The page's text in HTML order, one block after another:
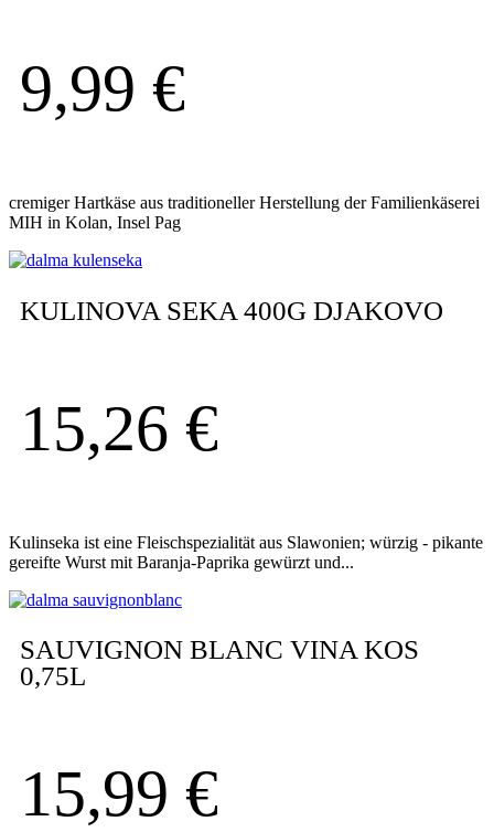
9,99 €
cremiger Hartkäse aus traditioneller Herstellung der Familienkäserei
MIH in Kolan, Insel Pag
KULINOVA SEKA 400G DJAKOVO
15,26 €
Kulinseka ist eine Fleischspezialität aus Slawonien; würzig - pikante
gereifte Wurst mit Baranja-Paprika gewürzt und...
SAUVIGNON BLANC VINA KOS
0,75L
15,99 €